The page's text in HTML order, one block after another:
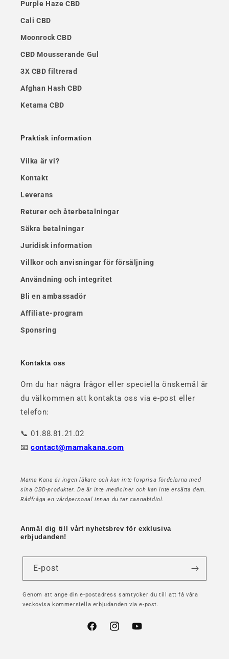
Purple Haze CBD
Cali CBD
Moonrock CBD
CBD Mousserande Gul
3X CBD filtrerad
Afghan Hash CBD
Ketama CBD
Praktisk information
Vilka är vi?
Kontakt
Leverans
Returer och återbetalningar
Säkra betalningar
Juridisk information
Villkor och anvisningar för försäljning
Användning och integritet
Bli en ambassadör
Affiliate-program
Sponsring
Kontakta oss
Om du har några frågor eller speciella önskemål är
du välkommen att kontakta oss via e-post eller
telefon:
📞 01.88.81.21.02
📧contact@mamakana.com
Mama Kana är ingen läkare och kan inte lovprisa fördelarna med
sina CBD-produkter. De är inte mediciner och kan inte ersätta dem.
Rådfråga en vårdpersonal innan du tar cannabidiol.
Anmäl dig till vårt nyhetsbrev för exklusiva
erbjudanden!
E-post
Genom att ange din e-postadress samtycker du till att få våra
veckovisa kommersiella erbjudanden via e-post.
FacebookInstagramYouTube